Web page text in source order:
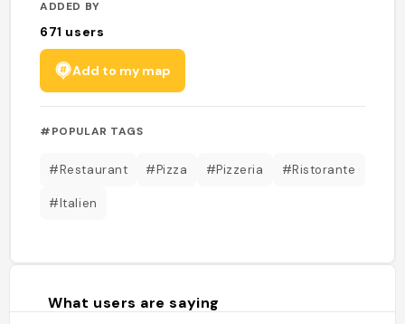
ADDED BY
671 users
Add to my map
#POPULAR TAGS
#Restaurant #Pizza #Pizzeria #Ristorante
#Italien
What users are saying